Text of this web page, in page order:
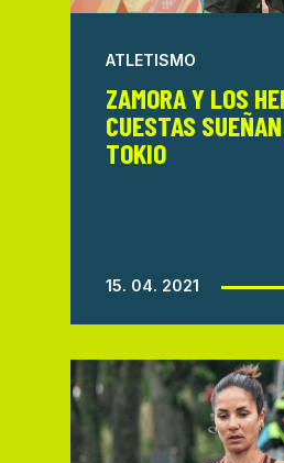
ATLETISMO
ZAMORA Y LOS
CUESTAS
TOKIO
15. 04. 2021